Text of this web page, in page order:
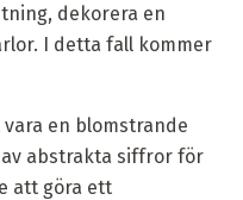
dekorera en
I detta fall kommer
en blomstrande
abstrakta siffror för
att göra ett